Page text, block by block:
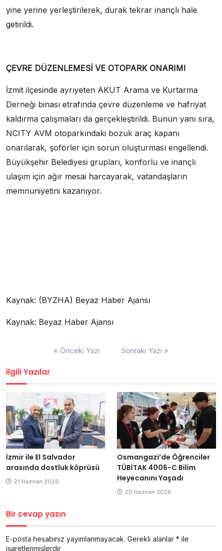
yine yerine yerleştirilerek, durak tekrar inançlı hale
getirildi.
ÇEVRE DÜZENLEMESİ VE OTOPARK ONARIMI
İzmit ilçesinde ayrıyeten AKUT Arama ve Kurtarma
Derneği binası etrafında çevre düzenleme ve hafriyat
kaldırma çalışmaları da gerçekleştirildi. Bunun yanı sıra,
NCITY AVM otoparkındaki bozuk araç kapanı
onarılarak, şoförler için sorun oluşturması engellendi.
Büyükşehir Belediyesi grupları, konforlu ve inançlı
ulaşım için ağır mesai harcayarak, vatandaşların
memnuniyetini kazanıyor.
Kaynak: (BYZHA) Beyaz Haber Ajansı
Kaynak: Beyaz Haber Ajansı
« Önceki Yazı Sonraki Yazı »
İlgili Yazılar
İzmir ile El Salvador
arasında dostluk köprüsü
21 Haziran 2026
Osmangazi’de Öğrenciler
TÜBİTAK 4006-C Bilim
Heyecanını Yaşadı
20 Haziran 2026
Bir cevap yazın
E-posta hesabınız yayımlanmayacak. Gerekli alanlar * ile
işaretlenmişlerdir